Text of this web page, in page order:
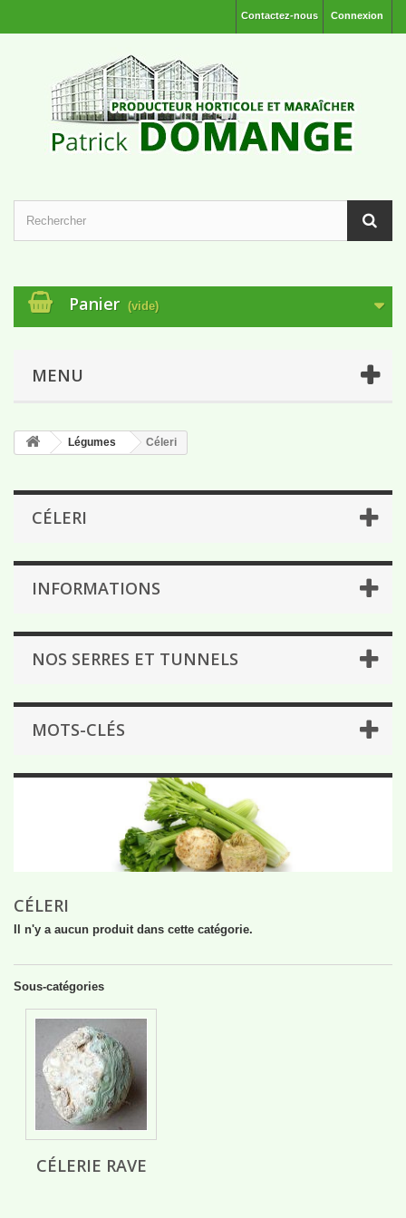
Connexion
Contactez-nous
Panier (vide)
MENU
Légumes Céleri
CÉLERI
INFORMATIONS
NOS SERRES ET TUNNELS
MOTS-CLÉS
CÉLERI
Il n'y a aucun produit dans cette catégorie.
Sous-catégories
CÉLERIE RAVE